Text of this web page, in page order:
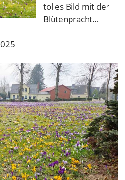
tolles Bild mit der
Blütenpracht…